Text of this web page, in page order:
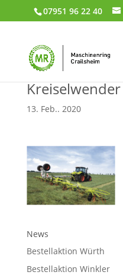
07951 96 22 40
Kreiselwender
13. Feb.. 2020
News
Bestellaktion Würth
Bestellaktion Winkler